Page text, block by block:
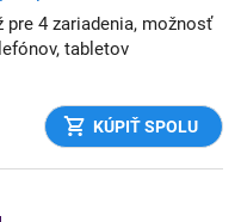
4 zariadenia, možnosť
tabletov
KÚPIŤ SPOLU